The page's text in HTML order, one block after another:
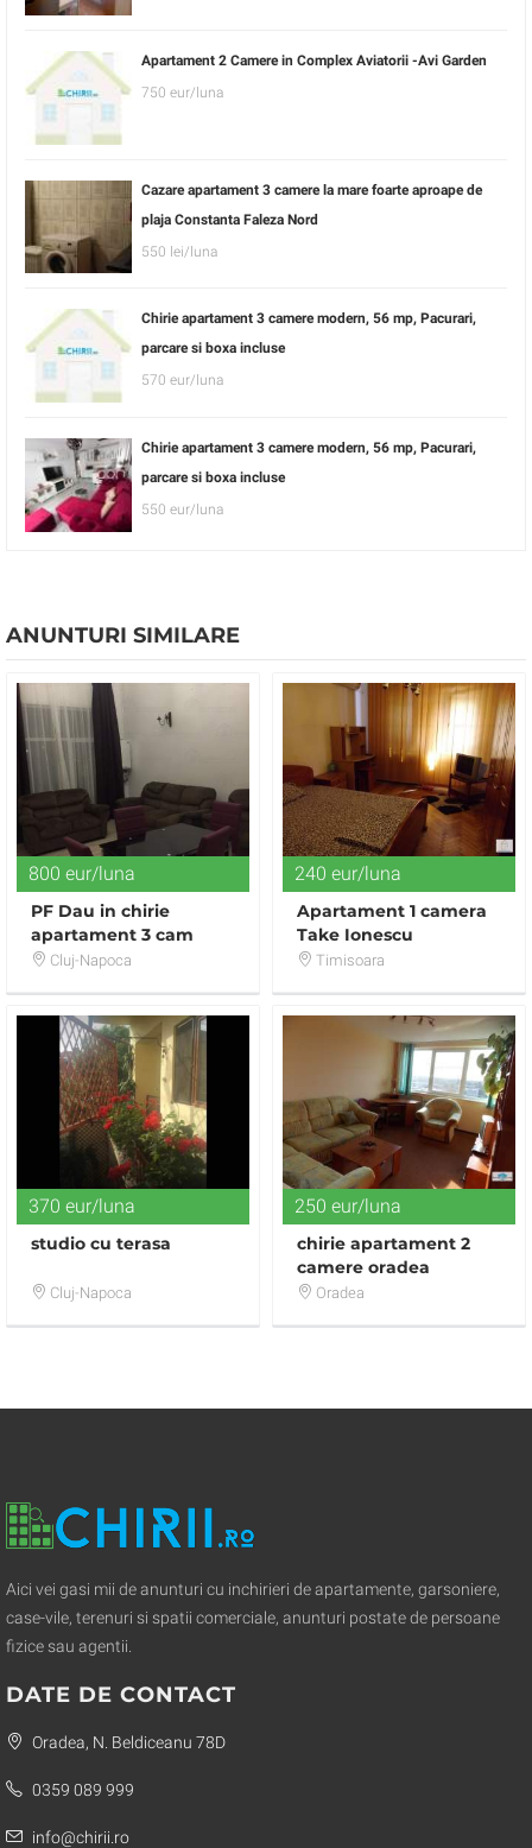
Apartament 2 Camere in Complex Aviatorii -Avi Garden
750 eur/luna
Cazare apartament 3 camere la mare foarte aproape de
plaja Constanta Faleza Nord
550 lei/luna
Chirie apartament 3 camere modern, 56 mp, Pacurari,
parcare si boxa incluse
570 eur/luna
Chirie apartament 3 camere modern, 56 mp, Pacurari,
parcare si boxa incluse
550 eur/luna
ANUNTURI SIMILARE
800 eur/luna
PF Dau in chirie
apartament 3 cam
Ultracentral
Cluj-Napoca
240 eur/luna
Apartament 1 camera
Take Ionescu
Timisoara
370 eur/luna
studio cu terasa
Cluj-Napoca
250 eur/luna
chirie apartament 2
camere oradea
Oradea
Aici vei gasi mii de anunturi cu inchirieri de apartamente, garsoniere,
case-vile, terenuri si spatii comerciale, anunturi postate de persoane
fizice sau agentii.
DATE DE CONTACT
Oradea, N. Beldiceanu 78D
0359 089 999
info@chirii.ro